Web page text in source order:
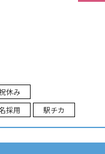
休み
採用 駅チカ